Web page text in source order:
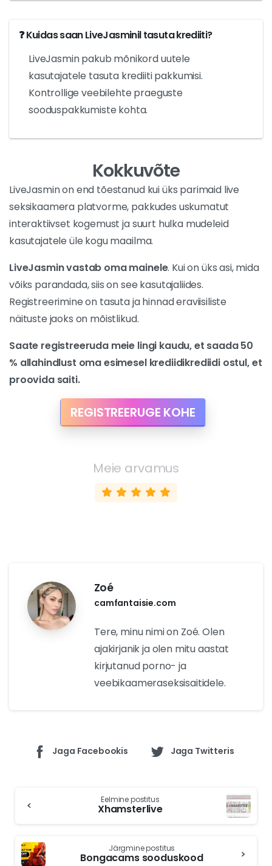
❓ Kuidas saan LiveJasminil tasuta krediiti?
LiveJasmin pakub mõnikord uutele
kasutajatele tasuta krediiti pakkumisi.
Kontrollige veebilehte praeguste
sooduspakkumiste kohta.
Kokkuvõte
LiveJasmin on end tõestanud kui üks parimaid live
seksikaamera platvorme, pakkudes uskumatut
interaktiivset kogemust ja suurt hulka mudeleid
kasutajatele üle kogu maailma.
LiveJasmin vastab oma mainele. Kui on üks asi, mida
võiks parandada, siis on see kasutajaliides.
Registreerimine on tasuta ja hinnad eraviisiliste
näituste jaoks on mõistlikud.
Saate registreeruda meie lingi kaudu, et saada 50
% allahindlust oma esimesel krediidikrediidi ostul, et
proovida saiti.
REGISTREERUGE KOHE
Meie arvamus
ajakirjanik ja olen mitu aastat
kirjutanud porno- ja
Jätka
Eelmine postitus
Järgmine postitus